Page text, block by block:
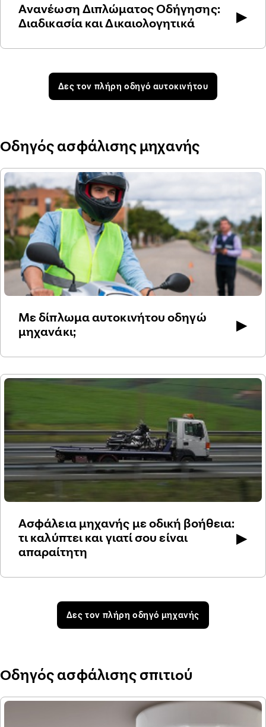
Ανανέωση Διπλώματος Οδήγησης:
Διαδικασία και Δικαιολογητικά
▶
Δες τον πλήρη οδηγό αυτοκινήτου
Οδηγός ασφάλισης μηχανής
Με δίπλωμα αυτοκινήτου οδηγώ
μηχανάκι;
▶
Ασφάλεια μηχανής με οδική βοήθεια:
τι καλύπτει και γιατί σου είναι
απαραίτητη
▶
Δες τον πλήρη οδηγό μηχανής
Οδηγός ασφάλισης σπιτιού